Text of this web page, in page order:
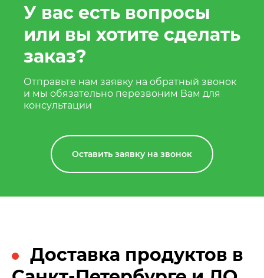
У вас есть вопросы
или вы хотите сделать
заказ?
Отправьте нам заявку на обратный звонок
и мы обязательно перезвоним Вам для
консультации
Оставить заявку на звонок
Доставка продуктов в